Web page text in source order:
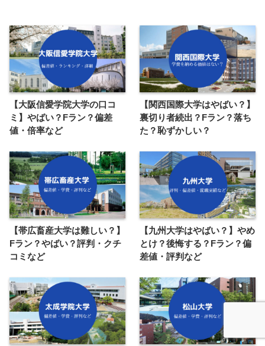
【大阪信愛学院大学の口コ
ミ】やばい？Fラン？偏差
値・倍率など
【関西国際大学はやばい？】
裏切り者続出？Fラン？落ち
た？恥ずかしい？
【帯広畜産大学は難しい？】
Fラン？やばい？評判・クチ
コミなど
【九州大学はやばい？】やめ
とけ？後悔する？Fラン？偏
差値・評判など